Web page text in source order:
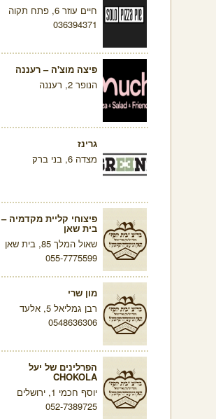
חיים עוזר 6, פתח תקוה
036394371
פיצה מוצ'ה – רעננה
הנופר 2, רעננה
גרינז
מצדה 6, בני ברק
פיצוחי קליית מקדמיה –
בית שאן
שאול המלך 85, בית שאן
055-7775599
מון שרי
רבן גמליאל 5, אלעד
0548636306
הפרלינים של יעל
CHOKOLA
יוסף חכמי 1, ירושלים
052-7389725